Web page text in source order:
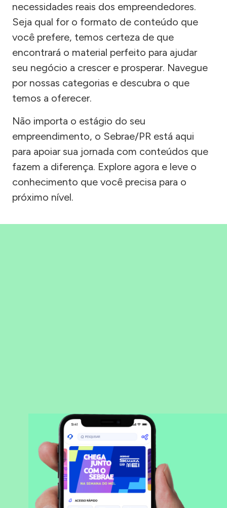
necessidades reais dos empreendedores.
Seja qual for o formato de conteúdo que
você prefere, temos certeza de que
encontrará o material perfeito para ajudar
seu negócio a crescer e prosperar. Navegue
por nossas categorias e descubra o que
temos a oferecer.
Não importa o estágio do seu
empreendimento, o Sebrae/PR está aqui
para apoiar sua jornada com conteúdos que
fazem a diferença. Explore agora e leve o
conhecimento que você precisa para o
próximo nível.